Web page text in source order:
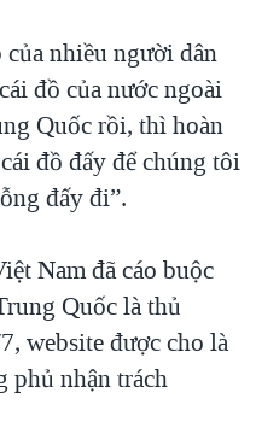
nhiều người dân
đồ của nước ngoài
Quốc rồi, thì hoàn
đồ đấy để chúng tôi
đấy đi”.
Nam đã cáo buộc
Quốc là thủ
website được cho là
phủ nhận trách